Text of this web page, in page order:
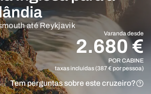
até Reykjavik
Varanda desde
2.680 €
POR CABINE
taxas incluidas (387 € por pessoa)
Tem perguntas sobre este cruzeiro?